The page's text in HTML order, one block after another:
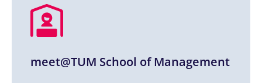
meet@TUM School of Management